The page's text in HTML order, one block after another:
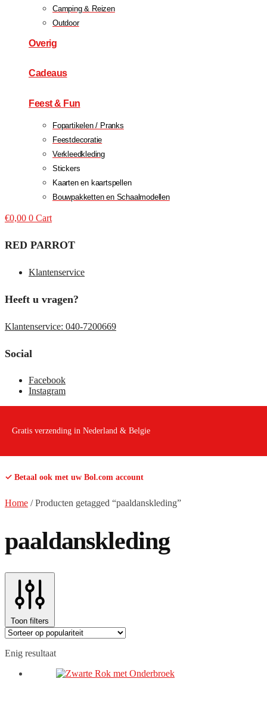
Camping & Reizen
Outdoor
Overig
Cadeaus
Feest & Fun
Fopartikelen / Pranks
Feestdecoratie
Verkleedkleding
Stickers
Kaarten en kaartspellen
Bouwpakketten en Schaalmodellen
€0,00 0 Cart
RED PARROT
Klantenservice
Heeft u vragen?
Klantenservice: 040-7200669
Social
Facebook
Instagram
Gratis verzending in Nederland & Belgie
✓ Betaal ook met uw Bol.com account
Home /Producten getagged “paaldanskleding”
paaldanskleding
Toon filters
Enig resultaat